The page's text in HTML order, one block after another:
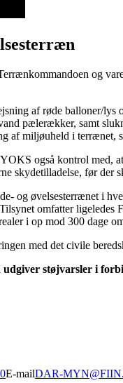
og
af røde balloner/
pælerækker, samt
af miljøuheld i terrænet,
også kontrol med,
skydetilladelse, før
og øvelsesterrænet i
omfatter
i op mod 300 dage
med det civile
støjvarsler i
E-mailDAR-